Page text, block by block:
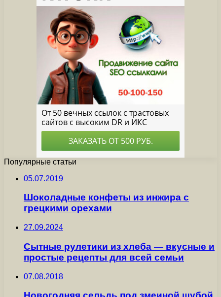
Популярные статьи
05.07.2019
Шоколадные конфеты из инжира с
грецкими орехами
27.09.2024
Сытные рулетики из хлеба — вкусные и
простые рецепты для всей семьи
07.08.2018